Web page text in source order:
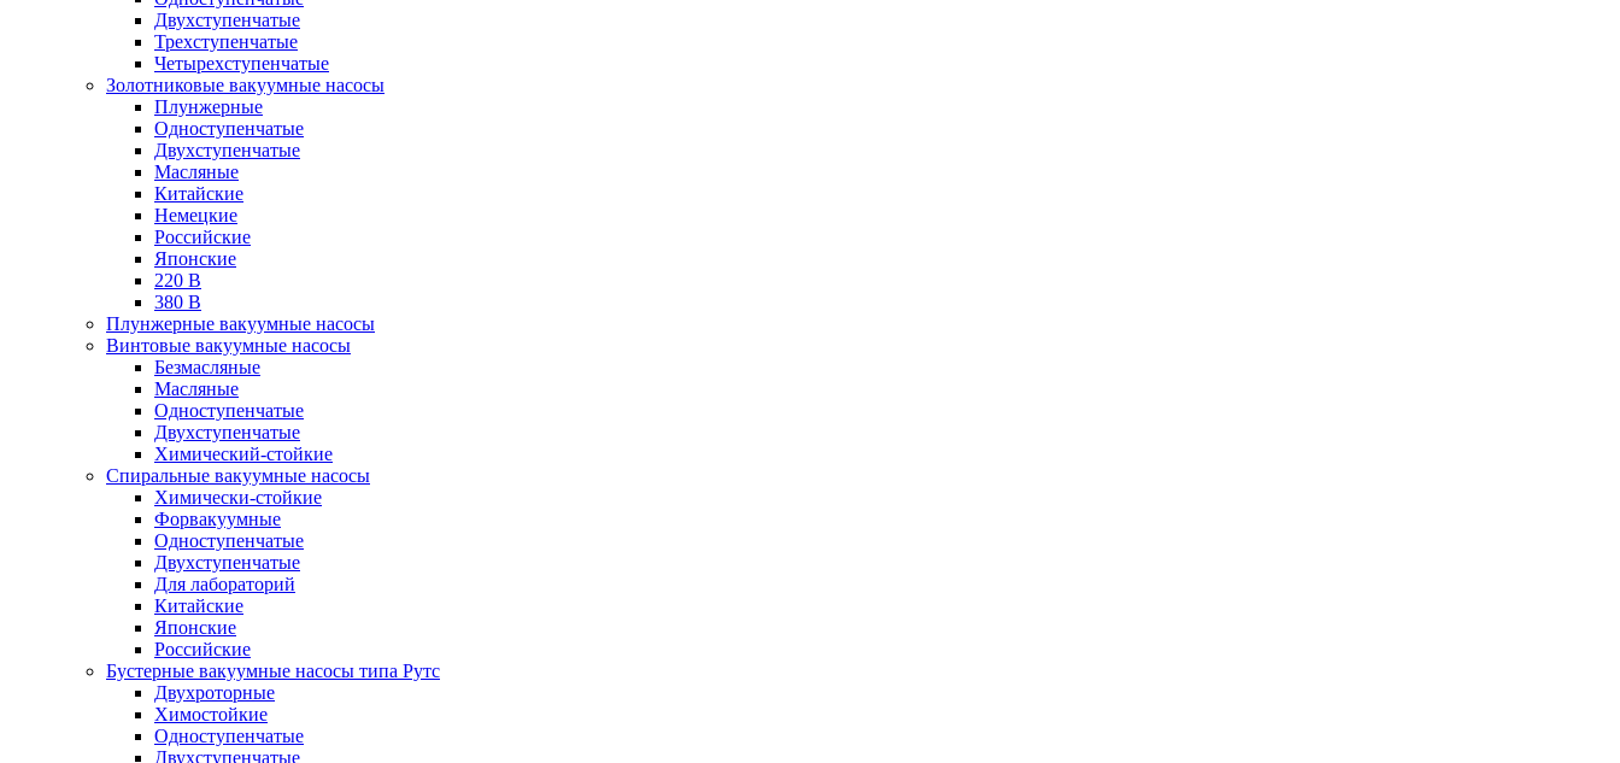
Двухступенчатые
Трехступенчатые
Четырехступенчатые
Золотниковые вакуумные насосы
Плунжерные
Одноступенчатые
Двухступенчатые
Масляные
Китайские
Немецкие
Российские
Японские
220 В
380 В
Плунжерные вакуумные насосы
Винтовые вакуумные насосы
Безмасляные
Масляные
Одноступенчатые
Двухступенчатые
Химический-стойкие
Спиральные вакуумные насосы
Химически-стойкие
Форвакуумные
Одноступенчатые
Двухступенчатые
Для лабораторий
Китайские
Японские
Российские
Бустерные вакуумные насосы типа Рутс
Двухроторные
Химостойкие
Одноступенчатые
Двухступенчатые